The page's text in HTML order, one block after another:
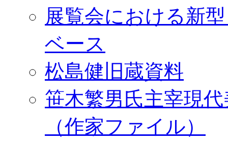
展覧会における新
ベース
松島健旧蔵資料
笹木繁男氏主宰現
（作家ファイル）